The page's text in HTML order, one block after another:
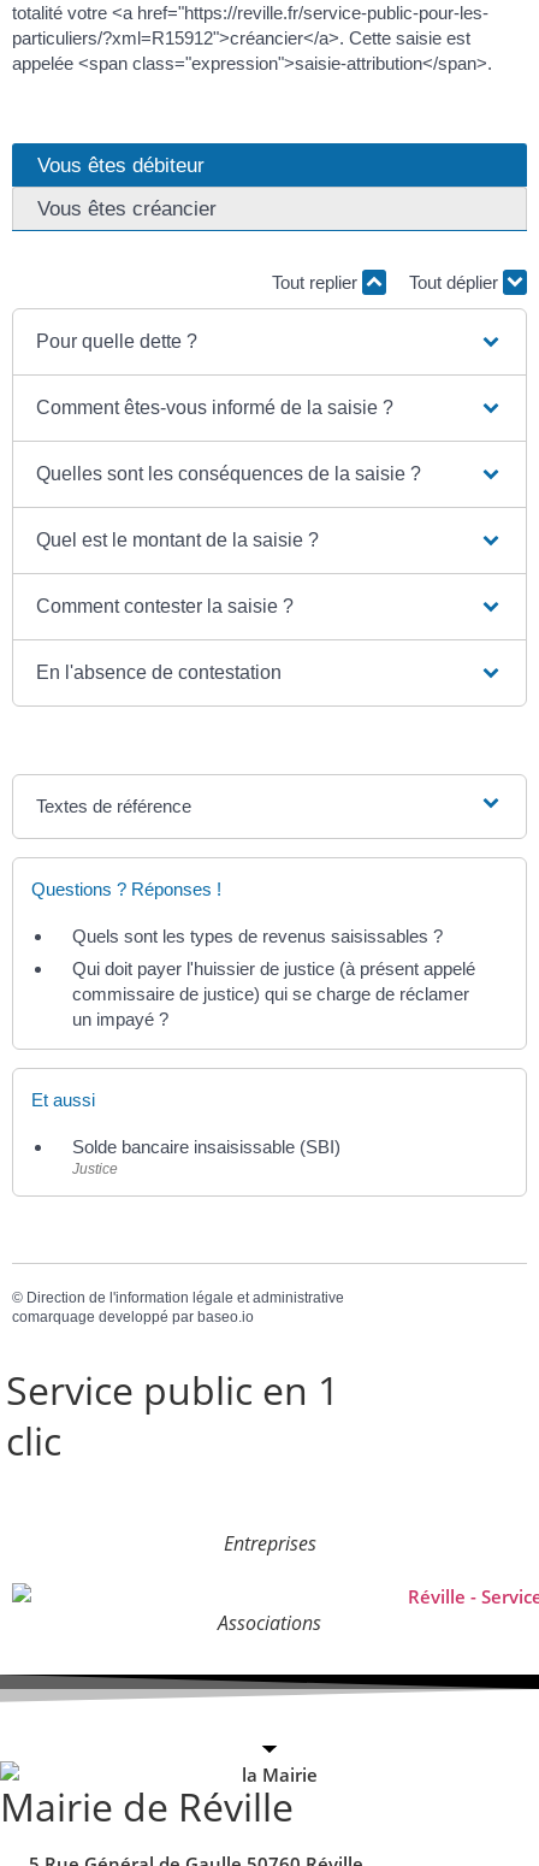
totalité votre <a href="https://reville.fr/service-public-pour-les-
particuliers/?xml=R15912">créancier</a>. Cette saisie est
appelée <span class="expression">saisie-attribution</span>.
Vous êtes débiteur
Vous êtes créancier
Tout replier Tout déplier
Pour quelle dette ?
Comment êtes-vous informé de la saisie ?
Quelles sont les conséquences de la saisie ?
Quel est le montant de la saisie ?
Comment contester la saisie ?
En l'absence de contestation
Textes de référence
Questions ? Réponses !
Quels sont les types de revenus saisissables ?
Qui doit payer l'huissier de justice (à présent appelé
commissaire de justice) qui se charge de réclamer
un impayé ?
Et aussi
Solde bancaire insaisissable (SBI)
Justice
© Direction de l'information légale et administrative
comarquage developpé par baseo.io
Service public en 1
clic
Entreprises
Associations
Mairie de Réville